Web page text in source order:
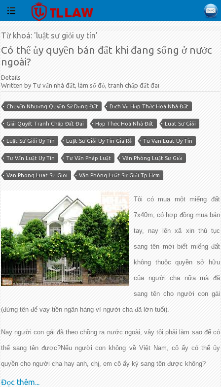
Từ khoá: 'luật sư giỏi uy tín'
Có thể ủy quyền bán đất khi đang sống ở nước
ngoài?
Details
Written by Tư vấn nhà đất, làm sổ đỏ, tranh chấp đất đai
Chuyển Nhượng Quyền Sử Dụng Đất Dịch Vụ Hợp Thức Hoá Nhà Đất
Giải Quyết Tranh Chấp Đất Đai Hợp Thức Hoá Nhà Đất Luat Sư Giỏi
Luật Sư Giỏi Uy Tín Luật Sư Giỏi Uy Tín Giá Rẻ Tu Van Luat Uy Tin
Tư Vấn Luật Uy Tín Tư Vấn Pháp Luật Văn Phòng Luật Sư Giỏi
Van Phong Luat Su Gioi Văn Phòng Luật Sư Giỏi Tp Hcm
Tôi có mua một miếng đất
7x40m, có hợp đồng mua bán
tay, nay lên xã xin thủ tục
sang tên mới biết miếng đất
không thuộc quyền sở hữu
của người cha nữa mà đã
sang tên cho người con gái
(đứng tên để vay tiền ngân hàng vì người cha đã lớn tuổi).
Nay người con gái đã theo chồng ra nước ngoài, vậy tôi phải làm sao để có
thể sang tên được?Nếu người con không về Việt Nam, cô ấy có thể ủy
quyền cho người cha hay anh, chị, em cô ấy ký sang tên được không?
Đọc thêm...